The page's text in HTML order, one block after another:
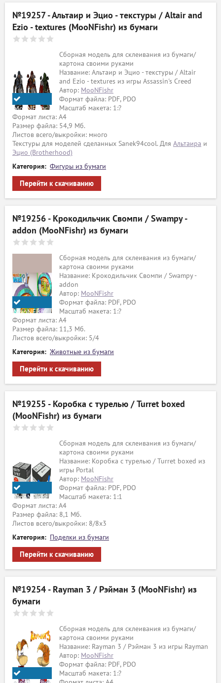
№19257 - Альтаир и Эцио - текстуры / Altair and
Ezio - textures (MooNFishr) из бумаги
MooNFishr
Сборная модель для склеивания из бумаги/
картона своими руками
Название: Альтаир и Эцио - текстуры / Altair
and Ezio - textures из игры Assassin's Creed
Автор: MooNFishr
Формат файла: PDF, PDO
Масштаб макета: 1:?
Формат листа: А4
Размер файла: 54,9 Мб.
Листов всего/выкройки: много
Текстуры для моделей сделанных Sanek94cool. Для Альтаира и
Эцио (Brotherhood)
Категория: Фигуры из бумаги
Перейти к скачиванию
№19256 - Крокодильчик Свомпи / Swampy -
addon (MooNFishr) из бумаги
MooNFishr
Сборная модель для склеивания из бумаги/
картона своими руками
Название: Крокодильчик Свомпи / Swampy -
addon
Автор: MooNFishr
Формат файла: PDF, PDO
Масштаб макета: 1:?
Формат листа: А4
Размер файла: 11,3 Мб.
Листов всего/выкройки: 5/4
Категория: Животные из бумаги
Перейти к скачиванию
№19255 - Коробка с турелью / Turret boxed
(MooNFishr) из бумаги
MooNFishr
Сборная модель для склеивания из бумаги/
картона своими руками
Название: Коробка с турелью / Turret boxed из
игры Portal
Автор: MooNFishr
Формат файла: PDF, PDO
Масштаб макета: 1:1
Формат листа: А4
Размер файла: 8,1 Мб.
Листов всего/выкройки: 8/8х3
Категория: Поделки из бумаги
Перейти к скачиванию
№19254 - Rayman 3 / Рэйман 3 (MooNFishr) из
бумаги
Сборная модель для склеивания из бумаги/
картона своими руками
Название: Rayman 3 / Рэйман 3 из игры Rayman
Автор: MooNFishr
Формат файла: PDF, PDO
Масштаб макета: 1:?